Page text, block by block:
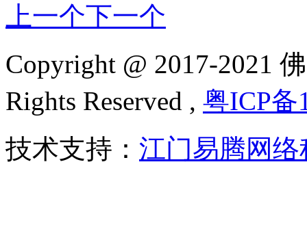
上一个下一个
Copyright @ 2017-2021
Rights Reserved , 粤ICP备
技术支持： 江门易腾网